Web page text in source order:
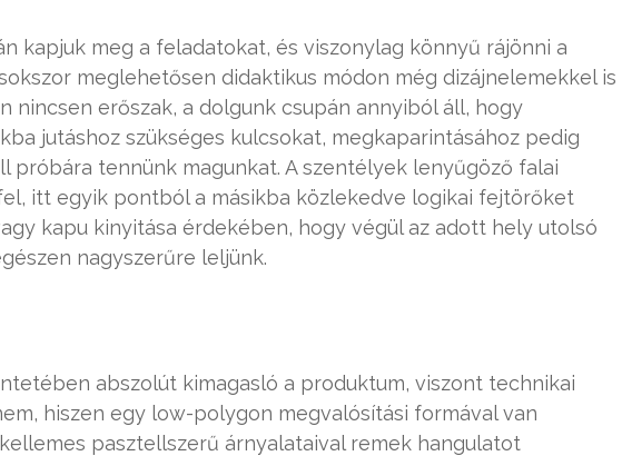
kapjuk meg a feladatokat, és viszonylag könnyű rájönni a
meglehetősen didaktikus módon még dizájnelemekkel is
nincsen erőszak, a dolgunk csupán annyiból áll, hogy
jutáshoz szükséges kulcsokat, megkaparintásához pedig
próbára tennünk magunkat. A szentélyek lenyűgöző falai
itt egyik pontból a másikba közlekedve logikai fejtörőket
kapu kinyitása érdekében, hogy végül az adott hely utolsó
nagyszerűre leljünk.
abszolút kimagasló a produktum, viszont technikai
hiszen egy low-polygon megvalósítási formával van
pasztellszerű árnyalataival remek hangulatot